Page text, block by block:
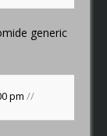
generic
pm//